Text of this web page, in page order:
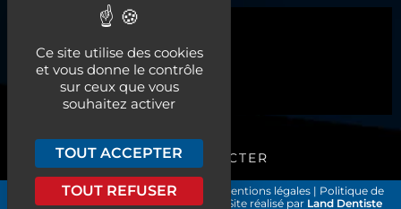
Qui sommes-nous ?
Actualités
Nos services
ME CONNECTER
Les Chirurgiens-Dentistes de France Mentions légales | Politique de
confidentialité et gestion des cookies
| Site réalisé par Land Dentiste
Ce site utilise des cookies
et vous donne le contrôle
sur ceux que vous
souhaitez activer
TOUT ACCEPTER
TOUT REFUSER